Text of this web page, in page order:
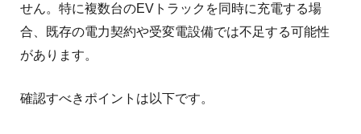
せん。 特に複数台のEVトラックを同時に充電する場
合、既存の電力契約や受変電設備では不足する可能性
があります。
確認すべきポイントは以下です。